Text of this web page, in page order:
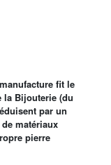
fit le
la Bijouterie (du
par un
matériaux
pierre